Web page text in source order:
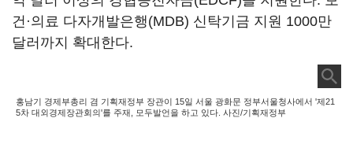
건·의료 다자개발은행(MDB) 신탁기금 지원 1000만
달러까지 확대한다.
홍남기 경제부총리 겸 기획재정부 장관이 15일 서울 광화문 정부서울청사에서 '제21
5차 대외경제장관회의'를 주재, 모두발언을 하고 있다. 사진/기획재정부